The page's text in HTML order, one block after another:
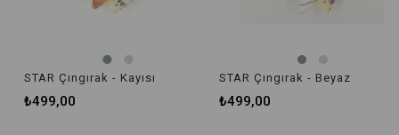
STAR Çıngırak - Kayısı
₺499,00
STAR Çıngırak - Beyaz
₺499,00